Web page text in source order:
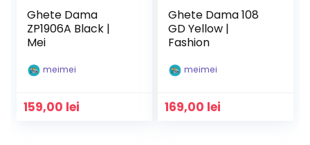
Ghete Dama
ZP1906A Black |
Mei
meimei
159,00 lei
Ghete Dama 108
GD Yellow |
Fashion
meimei
169,00 lei